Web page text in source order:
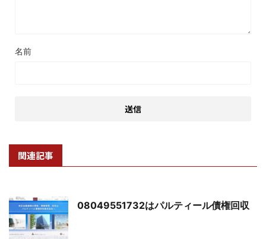
名前
関連記事
08049551732はパルティール債権回収